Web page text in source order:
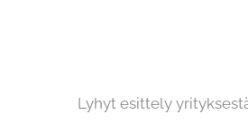
Lyhyt esittely